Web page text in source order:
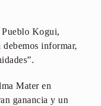
Kogui,
informar,
Mater en
ganancia y un